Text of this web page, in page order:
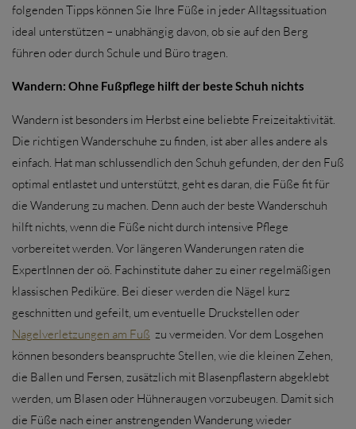
folgenden Tipps können Sie Ihre Füße in jeder Alltagssituation
ideal unterstützen – unabhängig davon, ob sie auf den Berg
führen oder durch Schule und Büro tragen.
Wandern: Ohne Fußpflege hilft der beste Schuh nichts
Wandern ist besonders im Herbst eine beliebte Freizeitaktivität.
Die richtigen Wanderschuhe zu finden, ist aber alles andere als
einfach. Hat man schlussendlich den Schuh gefunden, der den Fuß
optimal entlastet und unterstützt, geht es daran, die Füße fit für
die Wanderung zu machen. Denn auch der beste Wanderschuh
hilft nichts, wenn die Füße nicht durch intensive Pflege
vorbereitet werden. Vor längeren Wanderungen raten die
ExpertInnen der oö. Fachinstitute daher zu einer regelmäßigen
klassischen Pediküre. Bei dieser werden die Nägel kurz
geschnitten und gefeilt, um eventuelle Druckstellen oder
Nagelverletzungen am Fuß zu vermeiden. Vor dem Losgehen
können besonders beanspruchte Stellen, wie die kleinen Zehen,
die Ballen und Fersen, zusätzlich mit Blasenpflastern abgeklebt
werden, um Blasen oder Hühneraugen vorzubeugen. Damit sich
die Füße nach einer anstrengenden Wanderung wieder